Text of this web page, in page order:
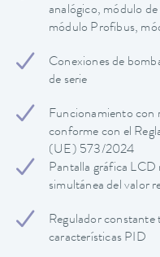
analógico, módulo
módulo Profibus,
Conexiones de
de serie
Funcionamiento con
conforme con el
(UE) 573/2024
Pantalla gráfica LCD
simultánea del valor
Regulador
características PID